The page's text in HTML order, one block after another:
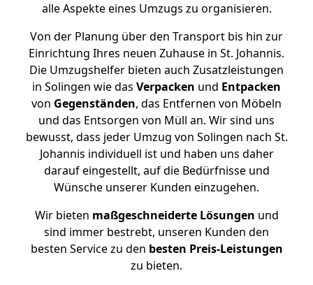
alle Aspekte eines Umzugs zu organisieren.
Von der Planung über den Transport bis hin zur
Einrichtung Ihres neuen Zuhause in St. Johannis.
Die Umzugshelfer bieten auch Zusatzleistungen
in Solingen wie das Verpacken und Entpacken
von Gegenständen, das Entfernen von Möbeln
und das Entsorgen von Müll an. Wir sind uns
bewusst, dass jeder Umzug von Solingen nach St.
Johannis individuell ist und haben uns daher
darauf eingestellt, auf die Bedürfnisse und
Wünsche unserer Kunden einzugehen.
Wir bieten maßgeschneiderte Lösungen und
sind immer bestrebt, unseren Kunden den
besten Service zu den besten Preis-Leistungen
zu bieten.